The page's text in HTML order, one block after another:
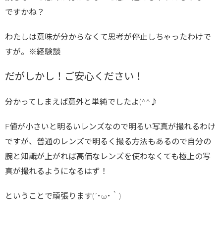
ですかね？
わたしは意味が分からなくて思考が停止しちゃったわけで
すが。※経験談
だがしかし！ご安心ください！
分かってしまえば意外と単純でしたよ(^^♪
F値が小さいと明るいレンズなので明るい写真が撮れるわけ
ですが、普通のレンズで明るく撮る方法もあるので自分の
腕と知識が上がれば高価なレンズを使わなくても極上の写
真が撮れるようになるはず！
ということで頑張ります(´･ω･｀)